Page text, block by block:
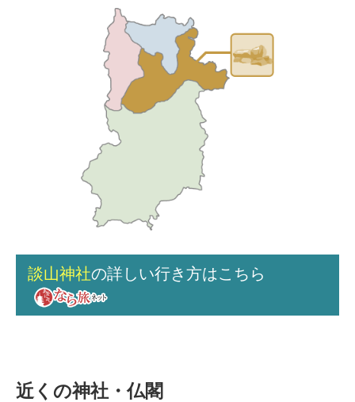
談山神社の詳しい行き方はこちら
近くの神社・仏閣